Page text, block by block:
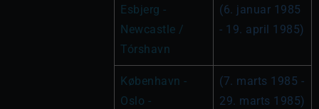
Esbjerg -
Newcastle /
Tórshavn
(6. januar 1985
- 19. april 1985)
København -
Oslo -
(7. marts 1985 -
29. marts 1985)